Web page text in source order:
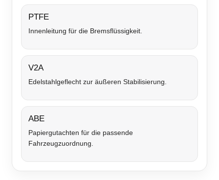
PTFE
Innenleitung für die Bremsflüssigkeit.
V2A
Edelstahlgeflecht zur äußeren Stabilisierung.
ABE
Papiergutachten für die passende
Fahrzeugzuordnung.